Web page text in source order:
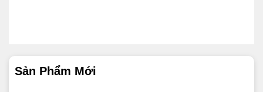
Sản Phẩm Mới